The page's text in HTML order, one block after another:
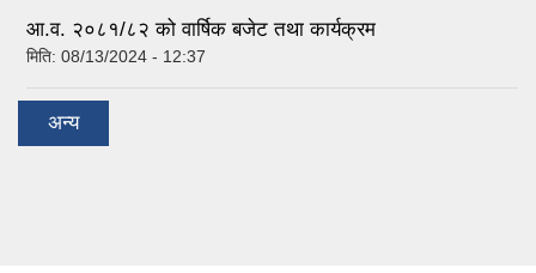
आ.व. २०८१/८२ को वार्षिक बजेट तथा कार्यक्रम
मिति: 08/13/2024 - 12:37
अन्य